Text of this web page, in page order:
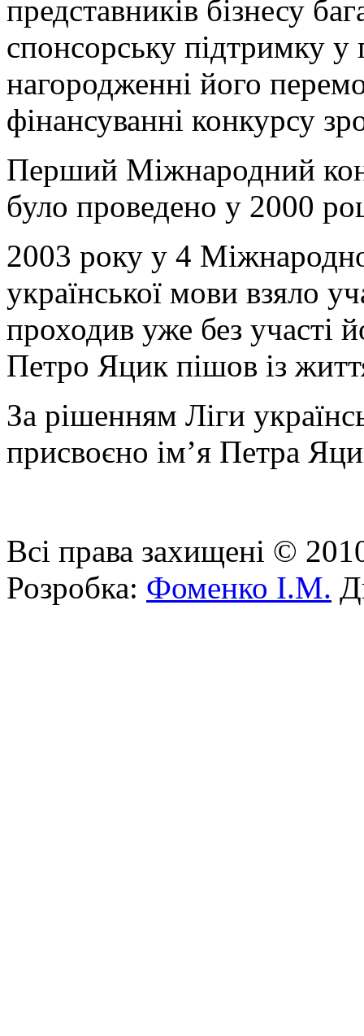
представників бізнесу
спонсорську підтримку у
нагородженні його
фінансуванні конкурсу
Перший Міжнародний
було проведено у 2000
2003 року у 4
української мови взяло
проходив уже без участі
Петро Яцик пішов із
За рішенням Ліги
присвоєно ім’я Петра
Всі права захищені ©
Розробка: Фоменко І.М.